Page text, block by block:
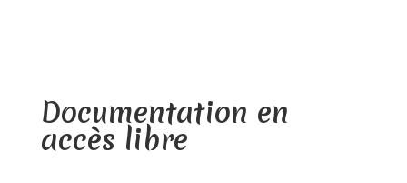
Documentation en
accès libre